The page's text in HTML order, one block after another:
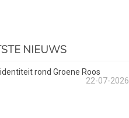
NIEUWS
rond Groene Roos
22-07-2026